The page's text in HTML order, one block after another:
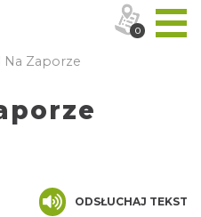
Na Zaporze
ODSŁUCHAJ TEKST
0